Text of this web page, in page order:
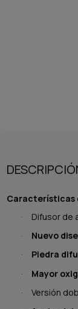
Características
· Difusor de
· Nuevo
· Piedra
· Mayor
· Versión